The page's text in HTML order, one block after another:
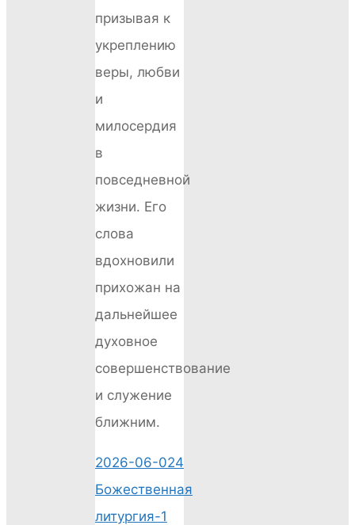
призывая к
укреплению
веры, любви
и
милосердия
в
повседневной
жизни. Его
слова
вдохновили
прихожан на
дальнейшее
духовное
совершенствование
и служение
ближним.
2026-06-024
Божественная
литургия-1